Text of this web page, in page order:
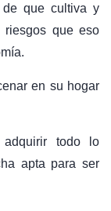
de que cultiva y
que eso
en su hogar
adquirir todo lo
apta para ser